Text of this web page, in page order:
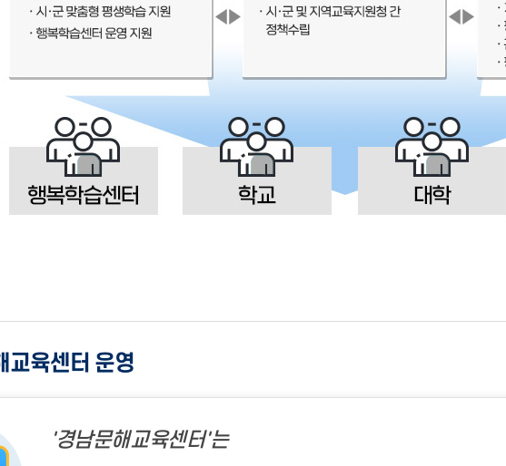
교육센터 운영
'경남문해교육센터'는